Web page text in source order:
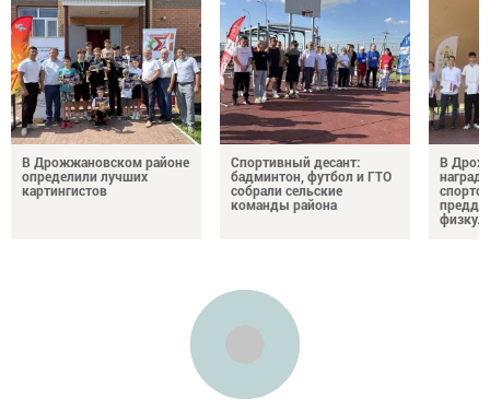
В Дрожжановском районе
определили лучших
картингистов
Спортивный десант:
бадминтон, футбол и ГТО
собрали сельские
команды района
В